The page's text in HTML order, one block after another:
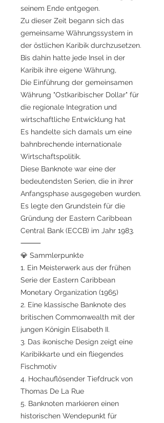
seinem Ende entgegen.
Zu dieser Zeit begann sich das
gemeinsame Währungssystem in
der östlichen Karibik durchzusetzen.
Bis dahin hatte jede Insel in der
Karibik ihre eigene Währung,
Die Einführung der gemeinsamen
Währung "Ostkaribischer Dollar" für
die regionale Integration und
wirtschaftliche Entwicklung hat
Es handelte sich damals um eine
bahnbrechende internationale
Wirtschaftspolitik.
Diese Banknote war eine der
bedeutendsten Serien, die in ihrer
Anfangsphase ausgegeben wurden.
Es legte den Grundstein für die
Gründung der Eastern Caribbean
Central Bank (ECCB) im Jahr 1983.
⸻
💎 Sammlerpunkte
1. Ein Meisterwerk aus der frühen
Serie der Eastern Caribbean
Monetary Organization (1965)
2. Eine klassische Banknote des
britischen Commonwealth mit der
jungen Königin Elisabeth II.
3. Das ikonische Design zeigt eine
Karibikkarte und ein fliegendes
Fischmotiv
4. Hochauflösender Tiefdruck von
Thomas De La Rue
5. Banknoten markieren einen
historischen Wendepunkt für